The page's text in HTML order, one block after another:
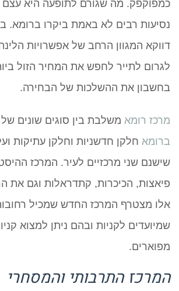
כמפוקפק. מה שגורם לתופעה היא עצם
נסיעות רבים לא באמת ביקרו ברומא.
דווקא המגוון הרחב של אפשרויות
לגרום לתייר לחפש את המחיר הזול
בחשבון את ההשלכות של הבחירה.
מרכז רומא משלבת בין סוגים שונים של
ברומא חלקן חדשניות וחלקן עתיקות
שישנם שני מרכזיים לעיר. המרכז
פיאצות, הכיכרות, קתדראלות וגם את
אלו מצטרף המרכז החדש שמכיל
שמיועדים לקניות ובהם ניתן למצוא
מפוארים.
המרכז התרבותי והמסחרי